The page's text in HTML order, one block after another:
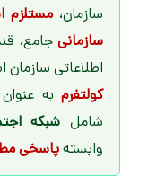
سازمان،مستلزم
سازمانی جامع،
اطلاعاتی
کولتفرم به
شامل شبکه
وابستهپاسخی